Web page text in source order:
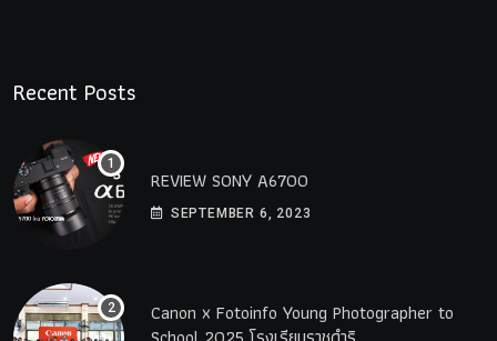
Recent Posts
REVIEW SONY A6700
SEPTEMBER 6, 2023
Canon x Fotoinfo​ Young​ Photographer to